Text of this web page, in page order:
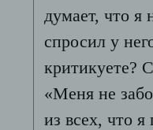
думает, что я
спросил у
критикуете?
«Меня не
из всех, что